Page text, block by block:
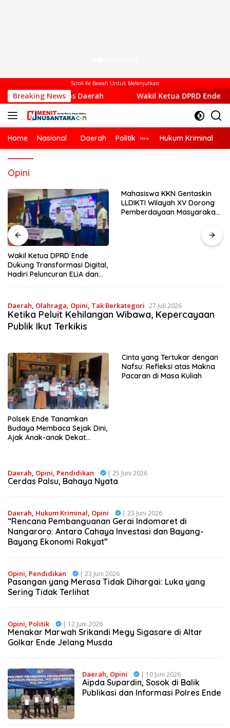
Scroll Ke Bawah Untuk Melanjutkan
Breaking News
Daerah Wakil Ketua DPRD Ende Dukung
Home Nasional Daerah Politik Hukum Kriminal
Opini
Wakil Ketua DPRD Ende
Dukung Transformasi Digital,
Hadiri Peluncuran ELiA dan
Mahasiswa KKN Gentaskin
LLDIKTI Wilayah XV Dorong
Pemberdayaan Masyarakat
Daerah, Olahraga, Opini, Tak Berkategori 27 Juli 2026
Ketika Peluit Kehilangan Wibawa, Kepercayaan
Publik Ikut Terkikis
Polsek Ende Tanamkan
Budaya Membaca Sejak Dini,
Ajak Anak-anak Dekat
Cinta yang Tertukar dengan
Nafsu: Refleksi atas Makna
Pacaran di Masa Kuliah
Daerah, Opini, Pendidikan | 25 Juni 2026
Cerdas Palsu, Bahaya Nyata
Daerah, Hukum Kriminal, Opini | 23 Juni 2026
“Rencana Pembanguanan Gerai Indomaret di
Nangaroro: Antara Cahaya Investasi dan Bayang-
Bayang Ekonomi Rakyat”
Opini, Pendidikan | 23 Juni 2026
Pasangan yang Merasa Tidak Dihargai: Luka yang
Sering Tidak Terlihat
Opini, Politik | 12 Juni 2026
Menakar Marwah Srikandi Megy Sigasare di Altar
Golkar Ende Jelang Musda
Daerah, Opini | 10 Juni 2026
Aipda Supardin, Sosok di Balik
Publikasi dan Informasi Polres Ende